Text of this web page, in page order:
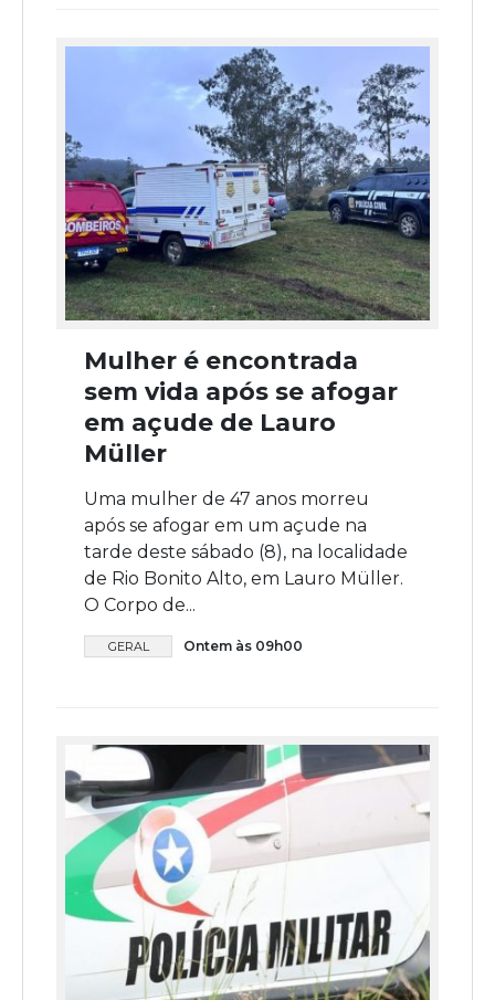
Mulher é encontrada
sem vida após se afogar
em açude de Lauro
Müller
Uma mulher de 47 anos morreu
após se afogar em um açude na
tarde deste sábado (8), na localidade
de Rio Bonito Alto, em Lauro Müller.
O Corpo de...
GERAL Ontem às 09h00